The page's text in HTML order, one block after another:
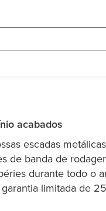
acabados
escadas metálicas
de banda de
durante todo o
limitada de